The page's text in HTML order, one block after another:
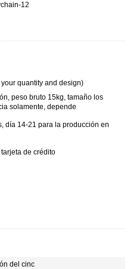
12
quantity and design)
peso bruto 15kg, tamaño los
solamente, depende
día 14-21 para la producción en
de crédito
del cinc